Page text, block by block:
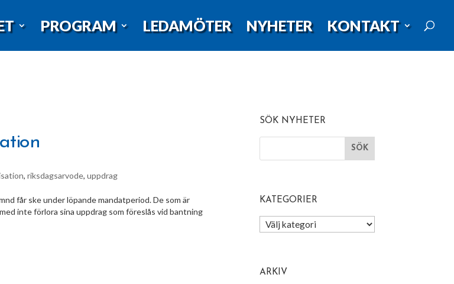
PROGRAM LEDAMÖTER NYHETER KONTAKT
,riksdagsarvode,uppdrag
får ske under löpande mandatperiod. De som är
inte förlora sina uppdrag som föreslås vid bantning
SÖK NYHETER
KATEGORIER
Kategorier
ARKIV